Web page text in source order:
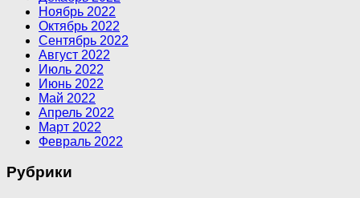
Ноябрь 2022
Октябрь 2022
Сентябрь 2022
Август 2022
Июль 2022
Июнь 2022
Май 2022
Апрель 2022
Март 2022
Февраль 2022
Рубрики